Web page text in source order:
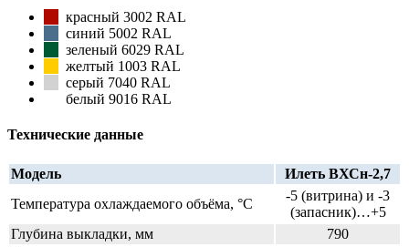
красный 3002 RAL
синий 5002 RAL
зеленый 6029 RAL
желтый 1003 RAL
серый 7040 RAL
белый 9016 RAL
Технические данные
Модель
Илеть ВХСн-2,7
Температура охлаждаемого объёма, °C
-5 (витрина) и -3
(запасник)…+5
Глубина выкладки, мм
790